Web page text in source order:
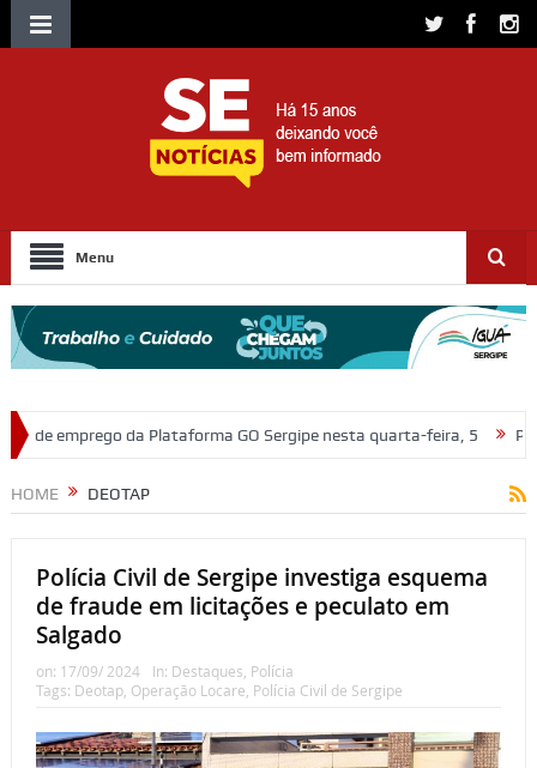
Menu
GO Sergipe nesta quarta-feira, 5 Polícia Civil prende em
HOME DEOTAP
Polícia Civil de Sergipe investiga esquema
de fraude em licitações e peculato em
Salgado
on: 17/09/ 2024 In: Destaques, Polícia
Tags: Deotap, Operação Locare, Polícia Civil de Sergipe